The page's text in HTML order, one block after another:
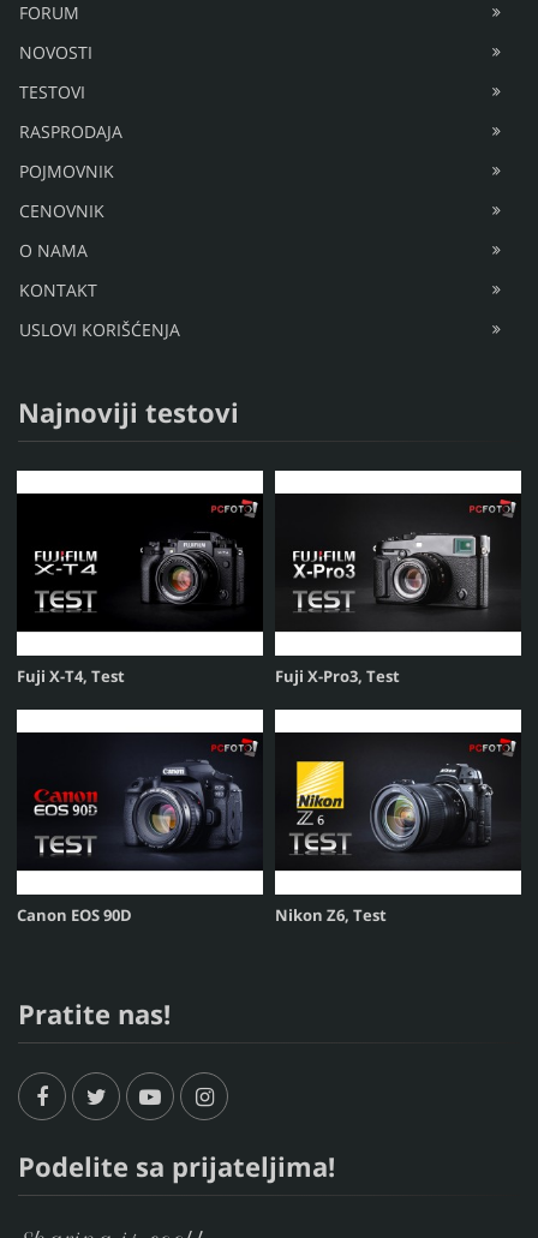
FORUM
NOVOSTI
TESTOVI
RASPRODAJA
POJMOVNIK
CENOVNIK
O NAMA
KONTAKT
USLOVI KORIŠĆENJA
Najnoviji testovi
Fuji X-T4, Test Fuji X-Pro3, Test
Canon EOS 90D Nikon Z6, Test
Pratite nas!
Podelite sa prijateljima!